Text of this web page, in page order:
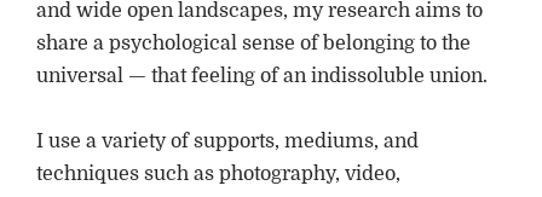
and wide open landscapes, my research aims to
share a psychological sense of belonging to the
universal — that feeling of an indissoluble union.
I use a variety of supports, mediums, and
techniques such as photography, video,